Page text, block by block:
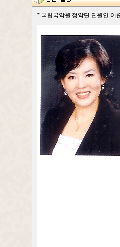
* 국립국악원 정악단 단원인 이